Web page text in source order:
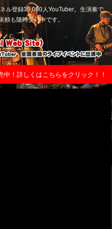
ル登録30,000人YouTuber。生演奏で
も随時受付中です。
中！詳しくはこちらをクリック！！